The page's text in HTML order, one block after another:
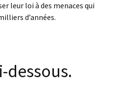
leur loi à des menaces qui
d’années.
dessous.